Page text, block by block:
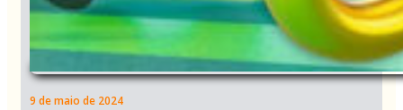
9 de maio de 2024